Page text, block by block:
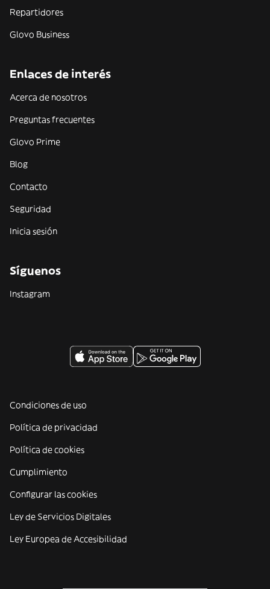
Repartidores
Glovo Business
Enlaces de interés
Acerca de nosotros
Preguntas frecuentes
Glovo Prime
Blog
Contacto
Seguridad
Inicia sesión
Síguenos
Instagram
Condiciones de uso
Política de privacidad
Política de cookies
Cumplimiento
Configurar las cookies
Ley de Servicios Digitales
Ley Europea de Accesibilidad